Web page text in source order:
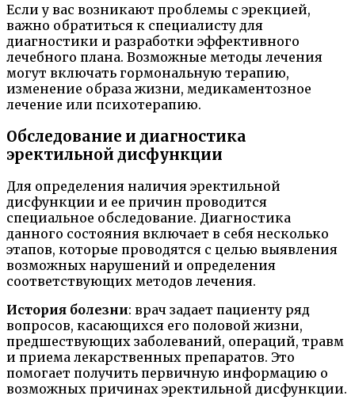
Если у вас возникают проблемы с эрекцией,
важно обратиться к специалисту для
диагностики и разработки эффективного
лечебного плана. Возможные методы лечения
могут включать гормональную терапию,
изменение образа жизни, медикаментозное
лечение или психотерапию.
Обследование и диагностика
эректильной дисфункции
Для определения наличия эректильной
дисфункции и ее причин проводится
специальное обследование. Диагностика
данного состояния включает в себя несколько
этапов, которые проводятся с целью выявления
возможных нарушений и определения
соответствующих методов лечения.
История болезни: врач задает пациенту ряд
вопросов, касающихся его половой жизни,
предшествующих заболеваний, операций, травм
и приема лекарственных препаратов. Это
помогает получить первичную информацию о
возможных причинах эректильной дисфункции.